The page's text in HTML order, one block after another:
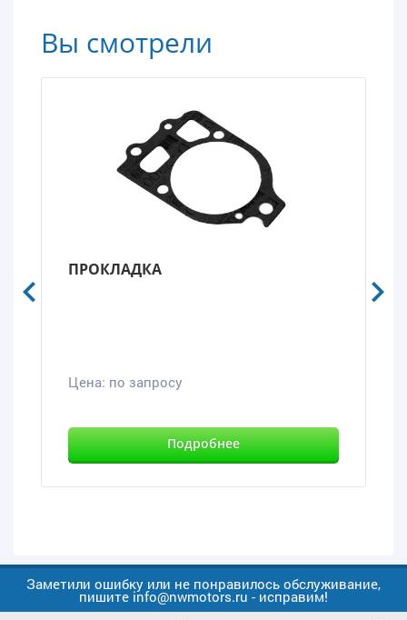
Вы смотрели
ПРОКЛАДКА
Цена: по запросу
Подробнее
Заметили ошибку или не понравилось обслуживание,
пишите info@nwmotors.ru - исправим!